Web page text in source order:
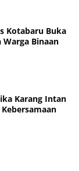
Kotabaru Buka
Warga Binaan
Karang Intan